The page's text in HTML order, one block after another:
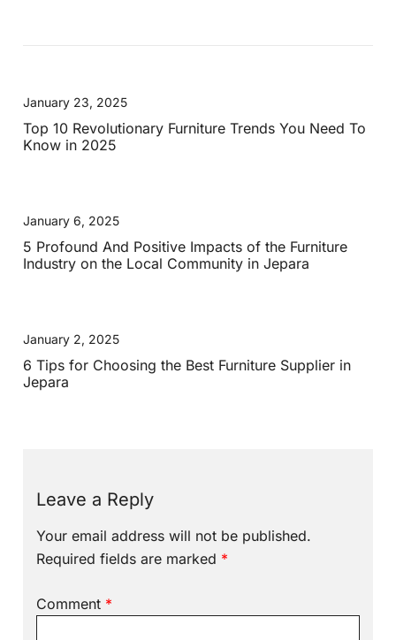
January 23, 2025
Top 10 Revolutionary Furniture Trends You Need To
Know in 2025
January 6, 2025
5 Profound And Positive Impacts of the Furniture
Industry on the Local Community in Jepara
January 2, 2025
6 Tips for Choosing the Best Furniture Supplier in
Jepara
Leave a Reply
Your email address will not be published.
Required fields are marked *
Comment *